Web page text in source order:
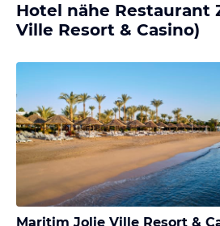
Hotel nähe Restaurant
Ville Resort & Casino)